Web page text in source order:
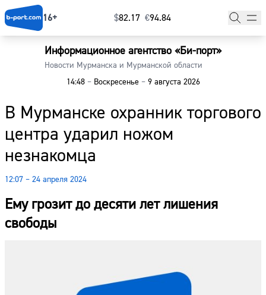
16+ $⁠82.17 €⁠94.84
Информационное агентство «Би-порт»
Новости Мурманска и Мурманской области
14:48 –Воскресенье –9 августа 2026
В Мурманске охранник торгового
центра ударил ножом
незнакомца
12:07 – 24 апреля 2024
Ему грозит до десяти лет лишения
свободы
Главная
Наши гости
Фоторепортажи
Погода
Курсы валют